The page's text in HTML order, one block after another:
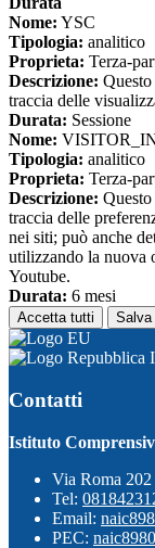
Nome: YSC
Tipologia: analitico
Proprieta: Terza-
Descrizione:
traccia delle
Durata: Sessione
Nome:
Tipologia: analitico
Proprieta: Terza-
Descrizione:
traccia delle
nei siti; può anche
utilizzando la nuova
Youtube.
Durata: 6 mesi
Accetta tutti Salva
Contatti
Istituto
Via Roma
Tel:
Email:
PEC: